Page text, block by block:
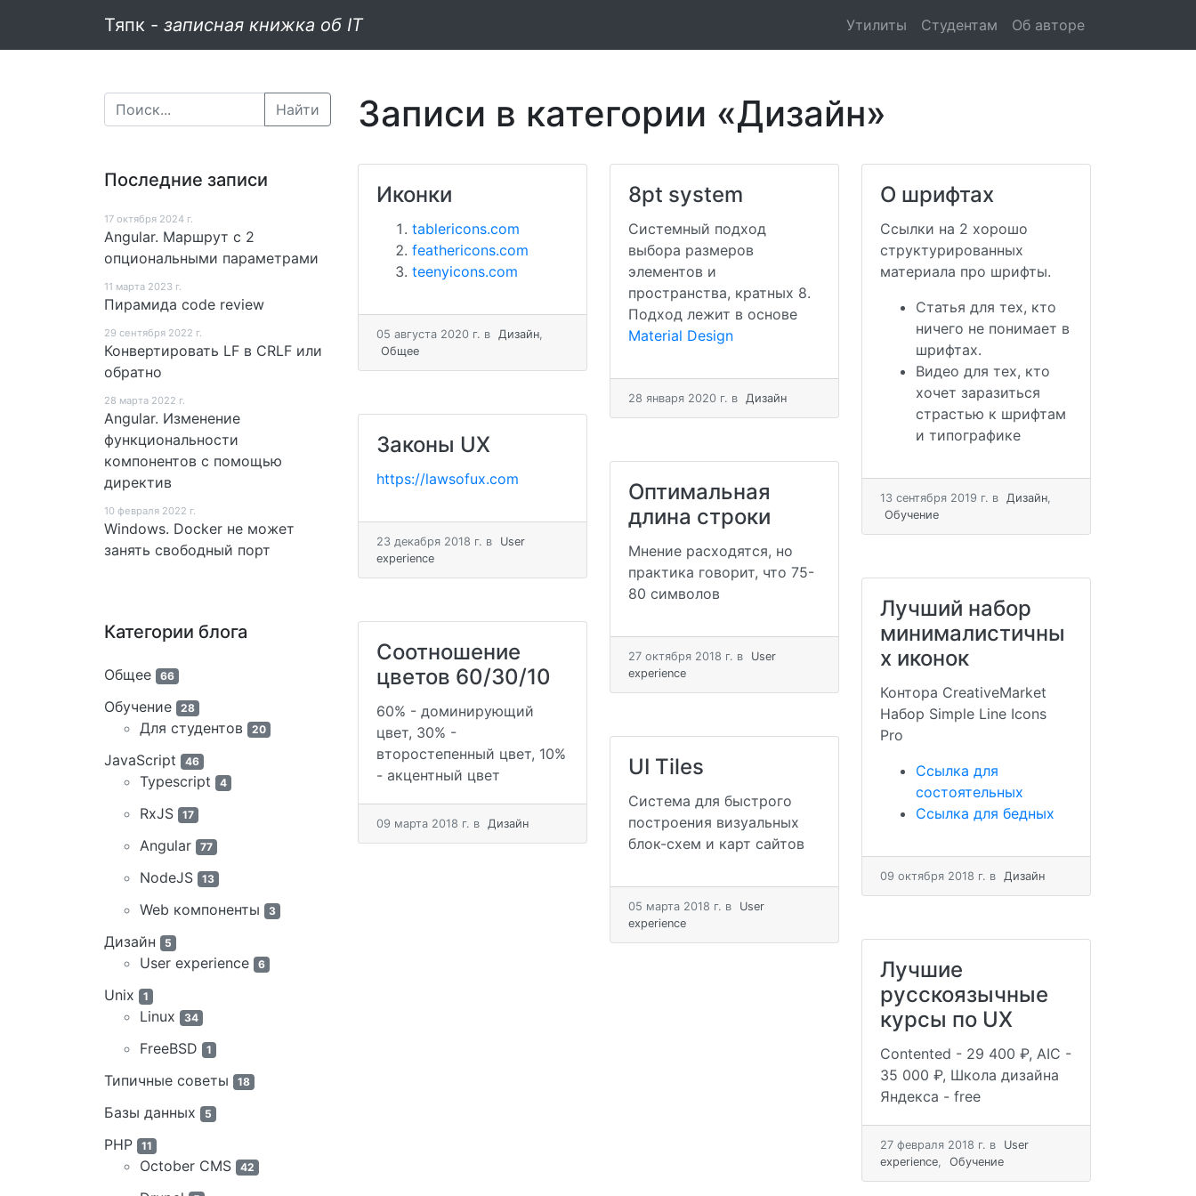
Тяпк - записная книжка об IT Утилиты Студентам Об авторе
Найти
Последние записи
17 октября 2024 г.
Angular. Маршрут c 2
опциональными параметрами
11 мартa 2023 г.
Пирамида code review
29 сентября 2022 г.
Конвертировать LF в CRLF или
обратно
28 мартa 2022 г.
Angular. Изменение
функциональности
компонентов с помощью
директив
10 февраля 2022 г.
Windows. Docker не может
занять свободный порт
Категории блога
Общее 66
Обучение 28
Для студентов 20
JavaScript 46
Typescript 4
RxJS 17
Angular 77
NodeJS 13
Web компоненты 3
Дизайн 5
User experience 6
Unix 1
Linux 34
FreeBSD 1
Типичные советы 18
Базы данных 5
PHP 11
October CMS 42
Записи в категории «Дизайн»
Иконки
tablericons.com
feathericons.com
teenyicons.com
05 августа 2020 г. в Дизайн,
Общее
8pt system
Системный подход
выбора размеров
элементов и
пространства, кратных 8.
Подход лежит в основе
Material Design
28 января 2020 г. в Дизайн
О шрифтах
Ссылки на 2 хорошо
структурированных
материала про шрифты.
Статья для тех, кто
ничего не понимает в
шрифтах.
Видео для тех, кто
хочет заразиться
страстью к шрифтам
и типографике
13 сентября 2019 г. в Дизайн,
Обучение
Законы UX
https://lawsofux.com
23 декабря 2018 г. в
User
experience
Оптимальная
длина строки
Мнение расходятся, но
практика говорит, что 75-
80 символов
27 октября 2018 г. в
User
experience
Лучший набор
минималистичны
х иконок
Контора CreativeMarket
Набор Simple Line Icons
Pro
Ссылка для
состоятельных
Ссылка для бедных
09 октября 2018 г. в Дизайн
Соотношение
цветов 60/30/10
60% - доминирующий
цвет, 30% -
второстепенный цвет, 10%
- акцентный цвет
09 мартa 2018 г. в Дизайн
UI Tiles
Система для быстрого
построения визуальных
блок-схем и карт сайтов
05 мартa 2018 г. в
User
experience
Лучшие
русскоязычные
курсы по UX
Contented - 29 400 ₽, AIC -
35 000 ₽, Школа дизайна
Яндекса - free
27 февраля 2018 г. в
User
experience, Обучение